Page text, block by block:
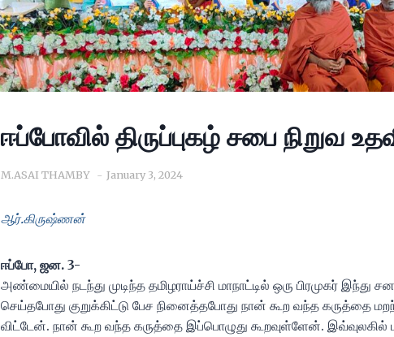
ஈப்போவில் திருப்புகழ் சபை நிறுவ
M.ASAI THAMBY January 3, 2024
ஆர்.கிருஷ்ணன்
ஈப்போ, ஜன. 3-
அண்மையில் நடந்து முடிந்த தமிழராய்ச்சி மாநாட்டில் ஒரு பிரமுகர் இந்து
செய்தபோது குறுக்கிட்டு பேச நினைத்தபோது நான் கூற வந்த கருத்தை
விட்டேன். நான் கூற வந்த கருத்தை இப்பொழுது கூறவுள்ளேன்.